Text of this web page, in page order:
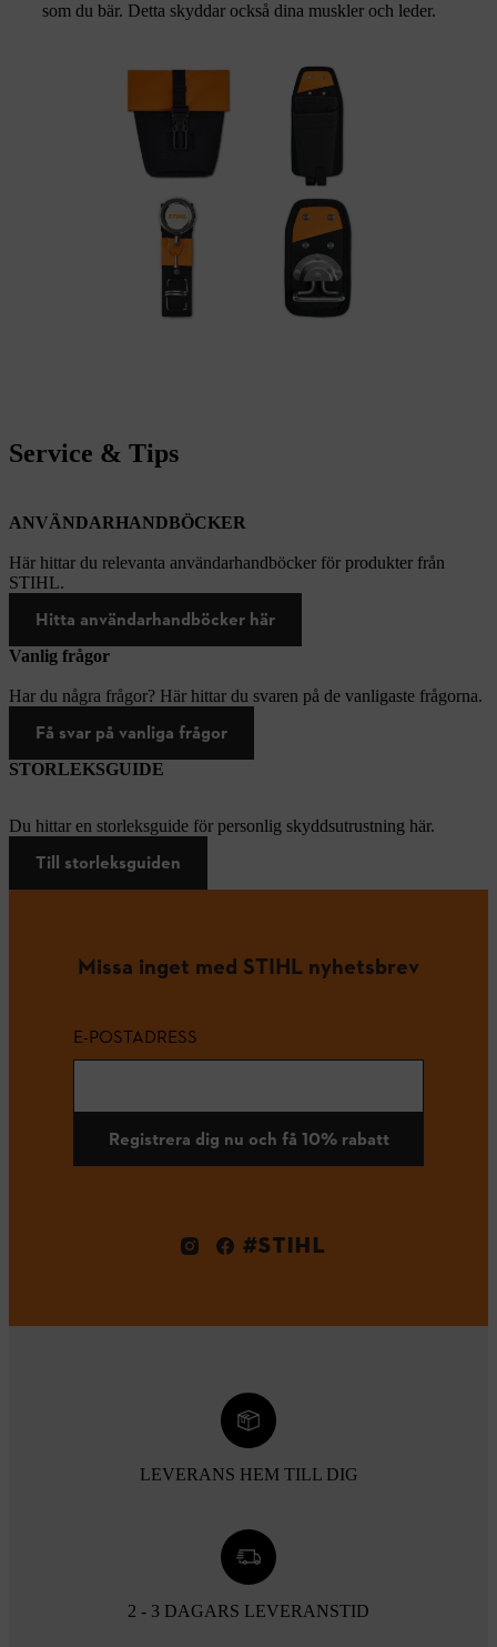
som du bär. Detta skyddar också dina muskler och leder.
Service & Tips
ANVÄNDARHANDBÖCKER
Här hittar du relevanta användarhandböcker för produkter från
STIHL.
Hitta användarhandböcker här
Vanlig frågor
Har du några frågor? Här hittar du svaren på de vanligaste frågorna.
Få svar på vanliga frågor
STORLEKSGUIDE
Du hittar en storleksguide för personlig skyddsutrustning här.
Till storleksguiden
Missa inget med STIHL nyhetsbrev
E-POSTADRESS
Registrera dig nu och få 10% rabatt
#STIHL
LEVERANS HEM TILL DIG
2 - 3 DAGARS LEVERANSTID